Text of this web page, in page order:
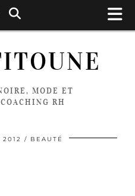
MODE ET
RH
2012 BEAUTÉ